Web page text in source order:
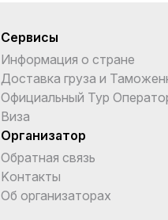
Сервисы
Информация о стране
Доставка груза и
Официальный Тур
Виза
Организатор
Обратная связь
Kонтакты
Об организаторах